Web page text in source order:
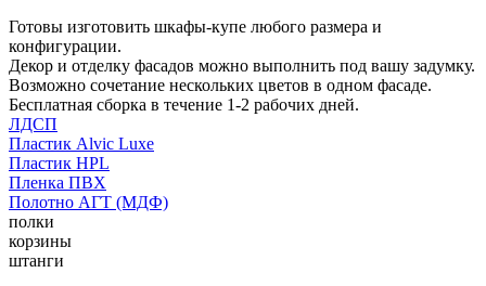
Готовы изготовить шкафы-купе любого размера и
конфигурации.
Декор и отделку фасадов можно выполнить под вашу задумку.
Возможно сочетание нескольких цветов в одном фасаде.
Бесплатная сборка в течение 1-2 рабочих дней.
ЛДСП
Пластик Alvic Luxe
Пластик HPL
Пленка ПВХ
Полотно АГТ (МДФ)
полки
корзины
штанги